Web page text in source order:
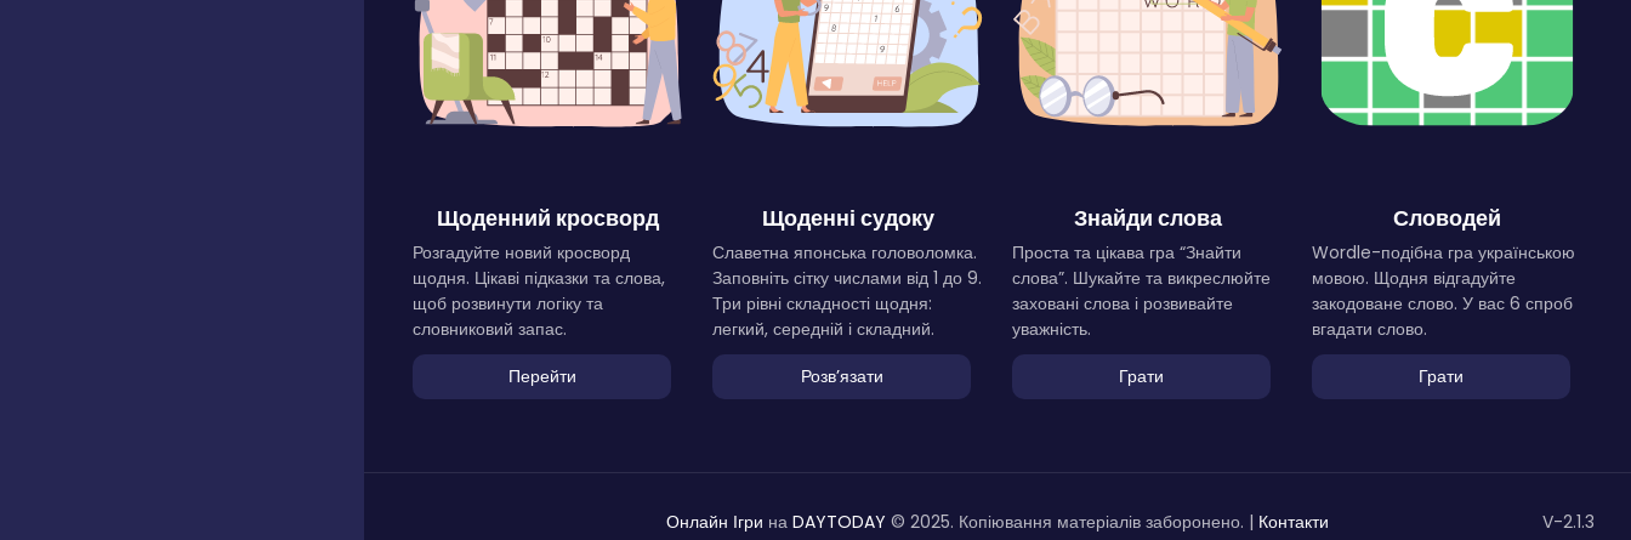
Щоденний кросворд
Розгадуйте новий кросворд
щодня. Цікаві підказки та слова,
щоб розвинути логіку та
словниковий запас.
Перейти
Щоденні судоку
Славетна японська головоломка.
Заповніть сітку числами від 1 до 9.
Три рівні складності щодня:
легкий, середній і складний.
Розвʼязати
Знайди слова
Проста та цікава гра “Знайти
слова”. Шукайте та викреслюйте
заховані слова і розвивайте
уважність.
Грати
Словодей
Wordle-подібна гра українською
мовою. Щодня відгадуйте
закодоване слово. У вас 6 спроб
вгадати слово.
Грати
Онлайн Ігри на DAYTODAY © 2025. Копіювання матеріалів заборонено. | Контакти V-2.1.3